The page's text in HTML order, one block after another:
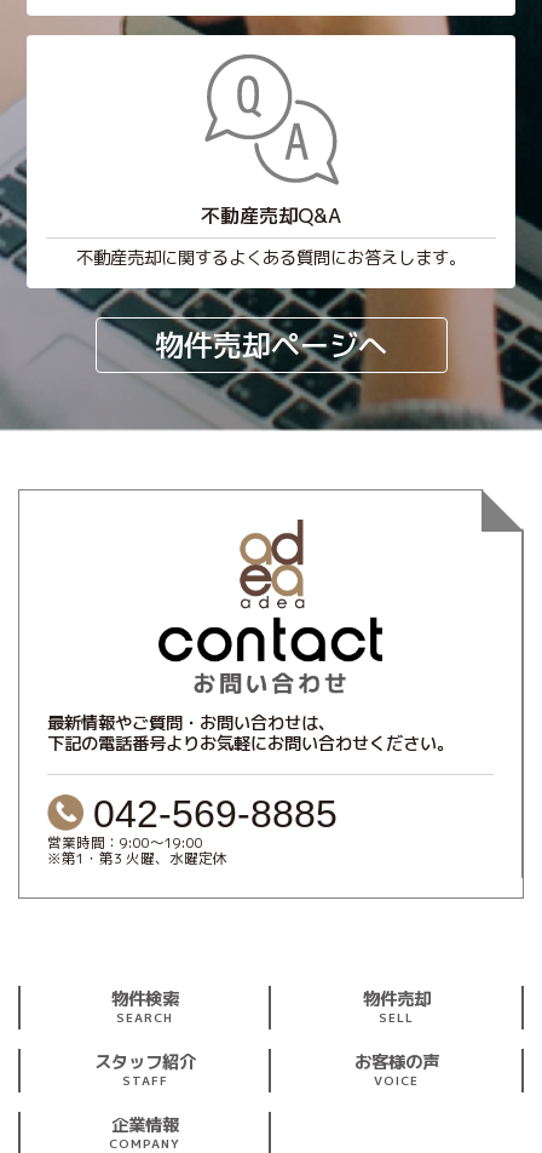
不動産売却Q&A
不動産売却に関するよくある質問にお答えします。
物件売却ページへ
最新情報やご質問・お問い合わせは、
下記の電話番号よりお気軽にお問い合わせください。
042-569-8885
営業時間：9:00～19:00
※第1・第3 火曜、水曜定休
物件検索
SEARCH
物件売却
SELL
スタッフ紹介
STAFF
お客様の声
VOICE
企業情報
COMPANY